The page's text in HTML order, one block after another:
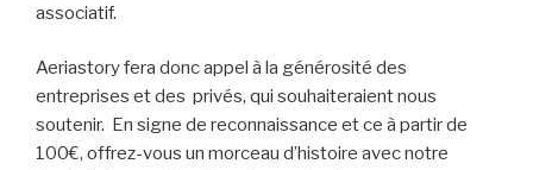
associatif.
Aeriastory fera donc appel à la générosité des
entreprises et des privés, qui souhaiteraient nous
soutenir. En signe de reconnaissance et ce à partir de
100€, offrez-vous un morceau d’histoire avec notre